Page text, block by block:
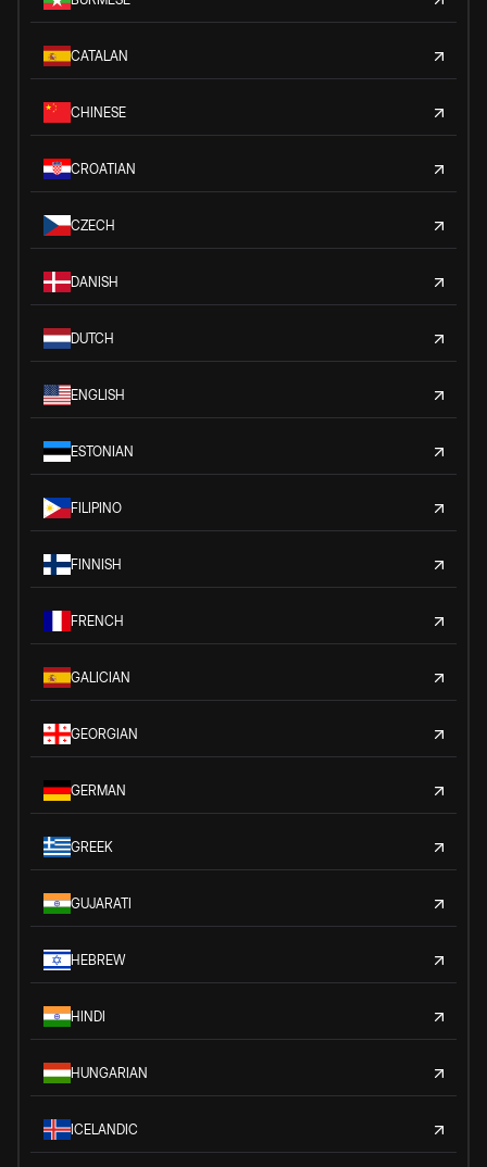
CATALAN
CHINESE
CROATIAN
CZECH
DANISH
DUTCH
ENGLISH
ESTONIAN
FILIPINO
FINNISH
FRENCH
GALICIAN
GEORGIAN
GERMAN
GREEK
GUJARATI
HEBREW
HINDI
HUNGARIAN
ICELANDIC